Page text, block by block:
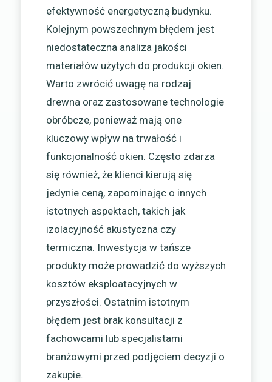
efektywność energetyczną budynku.
Kolejnym powszechnym błędem jest
niedostateczna analiza jakości
materiałów użytych do produkcji okien.
Warto zwrócić uwagę na rodzaj
drewna oraz zastosowane technologie
obróbcze, ponieważ mają one
kluczowy wpływ na trwałość i
funkcjonalność okien. Często zdarza
się również, że klienci kierują się
jedynie ceną, zapominając o innych
istotnych aspektach, takich jak
izolacyjność akustyczna czy
termiczna. Inwestycja w tańsze
produkty może prowadzić do wyższych
kosztów eksploatacyjnych w
przyszłości. Ostatnim istotnym
błędem jest brak konsultacji z
fachowcami lub specjalistami
branżowymi przed podjęciem decyzji o
zakupie.